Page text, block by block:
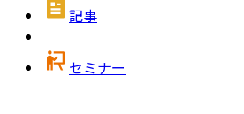
記事
セミナー